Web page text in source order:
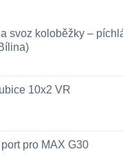
svoz koloběžky –
10x2 VR
pro MAX G30